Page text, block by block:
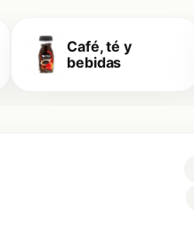
Café, té y
bebidas